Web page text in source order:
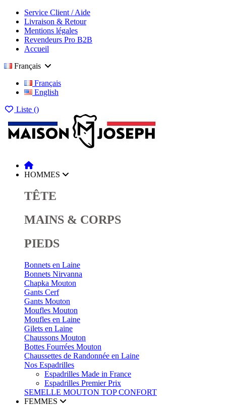
Service Client / Aide
Livraison & Retour
Mentions légales
Revendeurs Pro B2B
Accueil
Français
Français
English
Liste ()
HOMMES
TÊTE
MAINS & CORPS
PIEDS
Bonnets en Laine
Bonnets Nirvanna
Chapka Mouton
Gants Cerf
Gants Mouton
Moufles Mouton
Moufles en Laine
Gilets en Laine
Chaussons Mouton
Bottes Fourrées Mouton
Chaussettes de Randonnée en Laine
Nos Espadrilles
Espadrilles Made in France
Espadrilles Premier Prix
SEMELLE MOUTON TOP CONFORT
FEMMES